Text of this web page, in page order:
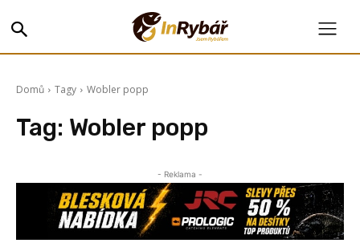
Domů Tagy Wobler popp
Tag: Wobler popp
- Reklama -